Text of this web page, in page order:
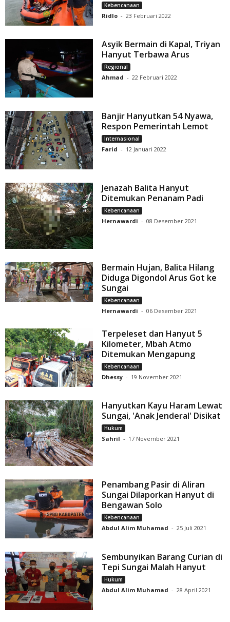
Kebencanaan
Ridlo - 23 Februari 2022
Asyik Bermain di Kapal, Triyan
Hanyut Terbawa Arus
Regional
Ahmad - 22 Februari 2022
Banjir Hanyutkan 54 Nyawa,
Respon Pemerintah Lemot
Internasional
Farid - 12 Januari 2022
Jenazah Balita Hanyut
Ditemukan Penanam Padi
Kebencanaan
Hernawardi - 08 Desember 2021
Bermain Hujan, Balita Hilang
Diduga Digondol Arus Got ke
Sungai
Kebencanaan
Hernawardi - 06 Desember 2021
Terpeleset dan Hanyut 5
Kilometer, Mbah Atmo
Ditemukan Mengapung
Kebencanaan
Dhessy - 19 November 2021
Hanyutkan Kayu Haram Lewat
Sungai, 'Anak Jenderal' Disikat
Hukum
Sahril - 17 November 2021
Penambang Pasir di Aliran
Sungai Dilaporkan Hanyut di
Bengawan Solo
Kebencanaan
Abdul Alim Muhamad - 25 Juli 2021
Sembunyikan Barang Curian di
Tepi Sungai Malah Hanyut
Hukum
Abdul Alim Muhamad - 28 April 2021